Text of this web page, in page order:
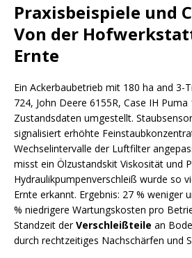
Praxisbeispiele und
Von der
Ernte
Ein Ackerbaubetrieb mit 180 ha and 3-
724, John Deere 6155R, Case IH
Zustandsdaten umgestellt.
signalisiert erhöhte
Wechselintervalle der Luftfilter
misst ein Ölzustandskit Viskosität und
Hydraulikpumpenverschleiß wurde so
Ernte erkannt. Ergebnis: 27 % weniger
% niedrigere Wartungskosten pro
Standzeit derVerschleißteile an
durch rechtzeitiges Nachschärfen und